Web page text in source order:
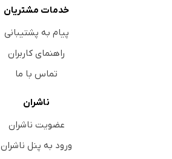
خدمات مشتریان
پیام به پشتیبانی
راهنمای کاربران
تماس با ما
ناشران
عضویت ناشران
ورود به پنل ناشران